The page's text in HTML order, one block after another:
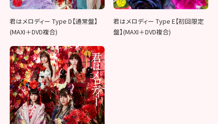
君はメロディー Type D【通常盤】
(MAXI＋DVD複合)
君はメロディー Type E【初回限定
盤】(MAXI＋DVD複合)